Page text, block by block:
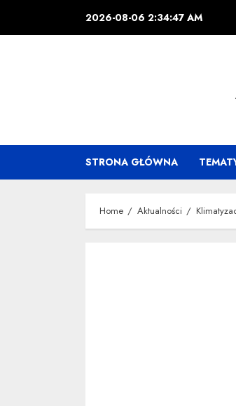
2026-08-06 2:34:48 AM
STRONA GŁÓWNA
Home Aktualności